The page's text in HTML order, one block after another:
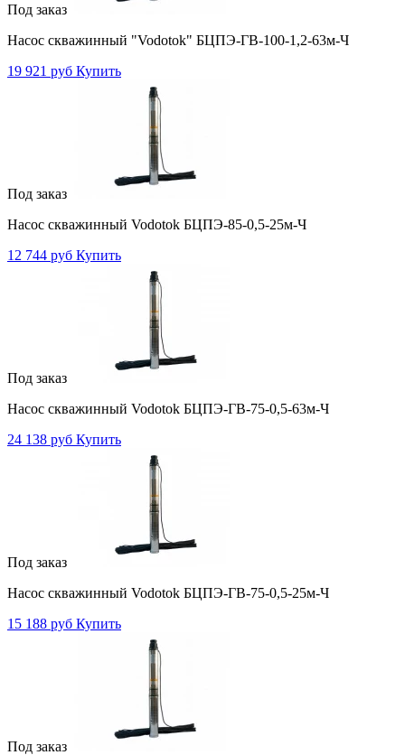
Под заказ
Насос скважинный "Vodotok" БЦПЭ-ГВ-100-1,2-63м-Ч
19 921 руб Купить
Под заказ
Насос скважинный Vodotok БЦПЭ-85-0,5-25м-Ч
12 744 руб Купить
Под заказ
Насос скважинный Vodotok БЦПЭ-ГВ-75-0,5-63м-Ч
24 138 руб Купить
Под заказ
Насос скважинный Vodotok БЦПЭ-ГВ-75-0,5-25м-Ч
15 188 руб Купить
Под заказ